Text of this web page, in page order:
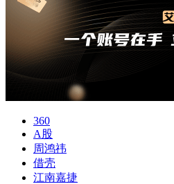
360
A股
周鸿祎
借壳
江南嘉捷